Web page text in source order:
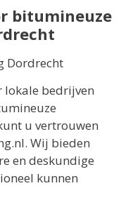
bitumineuze
lokale bedrijven
u vertrouwen
Wij bieden
en deskundige
kunnen